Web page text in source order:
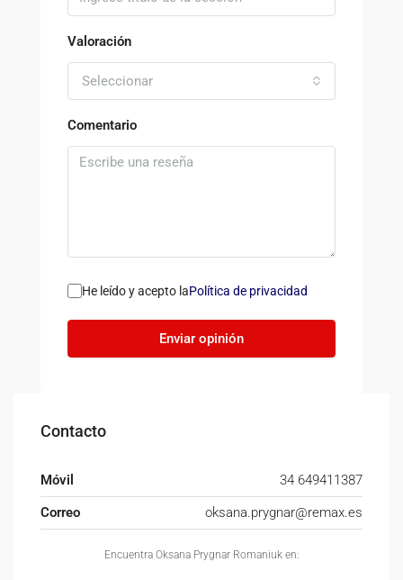
Valoración
Seleccionar
Comentario
He leído y acepto laPolítica de privacidad
Enviar opinión
Contacto
Móvil
34 649411387
Correo
oksana.prygnar@remax.es
Encuentra Oksana Prygnar Romaniuk en: